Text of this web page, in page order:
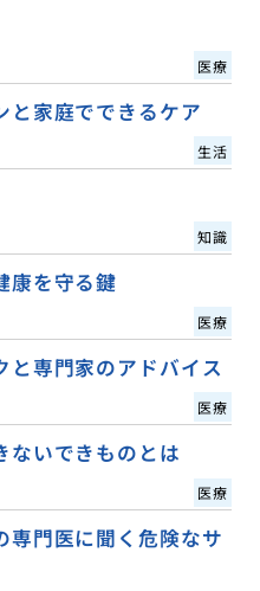
医療
と家庭でできるケア
生活
知識
康を守る鍵
医療
と専門家のアドバイス
医療
ないできものとは
医療
専門医に聞く危険なサ